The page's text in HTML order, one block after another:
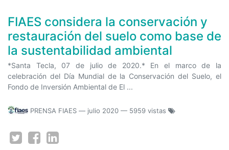
FIAES considera la conservación y
restauración del suelo como base de
la sustentabilidad ambiental
*Santa Tecla, 07 de julio de 2020.* En el marco de la
celebración del Día Mundial de la Conservación del Suelo, el
Fondo de Inversión Ambiental de El ...
PRENSA FIAES — julio 2020 — 5959 vistas